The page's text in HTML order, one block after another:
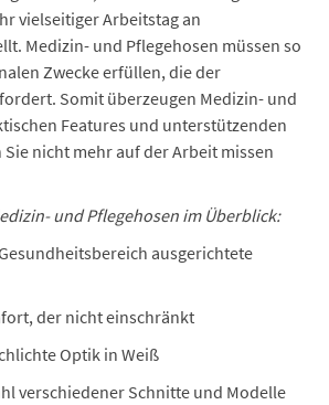
vielseitiger Arbeitstag an
Medizin- und Pflegehosen müssen so
Zwecke erfüllen, die der
Somit überzeugen Medizin- und
Features und unterstützenden
nicht mehr auf der Arbeit missen
und Pflegehosen im Überblick:
ausgerichtete
der nicht einschränkt
Optik in Weiß
verschiedener Schnitte und Modelle